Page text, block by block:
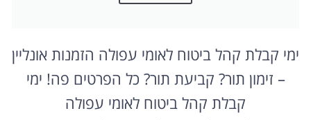
ימי קבלת קהל ביטוח לאומי עפולה הזמנות אונליין
– זימון תור? קביעת תור? כל הפרטים פה! ימי
קבלת קהל ביטוח לאומי עפולה